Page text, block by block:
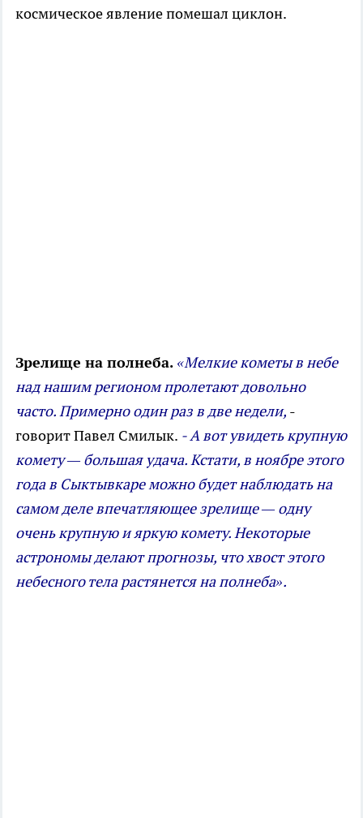
космическое явление помешал циклон.
Зрелище на полнеба. «Мелкие кометы в небе
над нашим регионом пролетают довольно
часто. Примерно один раз в две недели, -
говорит Павел Смилык. - А вот увидеть крупную
комету — большая удача. Кстати, в ноябре этого
года в Сыктывкаре можно будет наблюдать на
самом деле впечатляющее зрелище — одну
очень крупную и яркую комету. Некоторые
астрономы делают прогнозы, что хвост этого
небесного тела растянется на полнеба».